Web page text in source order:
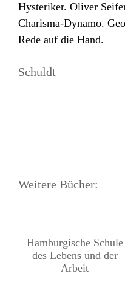
Hysteriker. Oliver
Charisma-Dynamo.
Rede auf die Hand.
Schuldt
Weitere Bücher:
Hamburgische Schule
des Lebens und der
Arbeit